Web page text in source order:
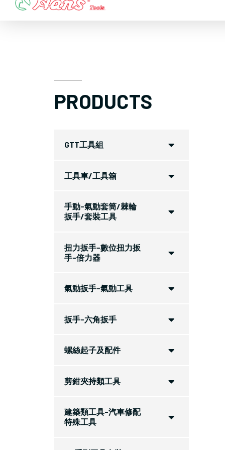
PRODUCTS
GTT工具組
工具車/工具箱
手動-氣動套筒/棘輪
扳手/套裝工具
扭力扳手-數位扭力扳
手-倍力器
氣動扳手-氣動工具
扳手-六角扳手
螺絲起子及配件
剪鉗夾持類工具
建築類工具-汽車修配
特殊工具